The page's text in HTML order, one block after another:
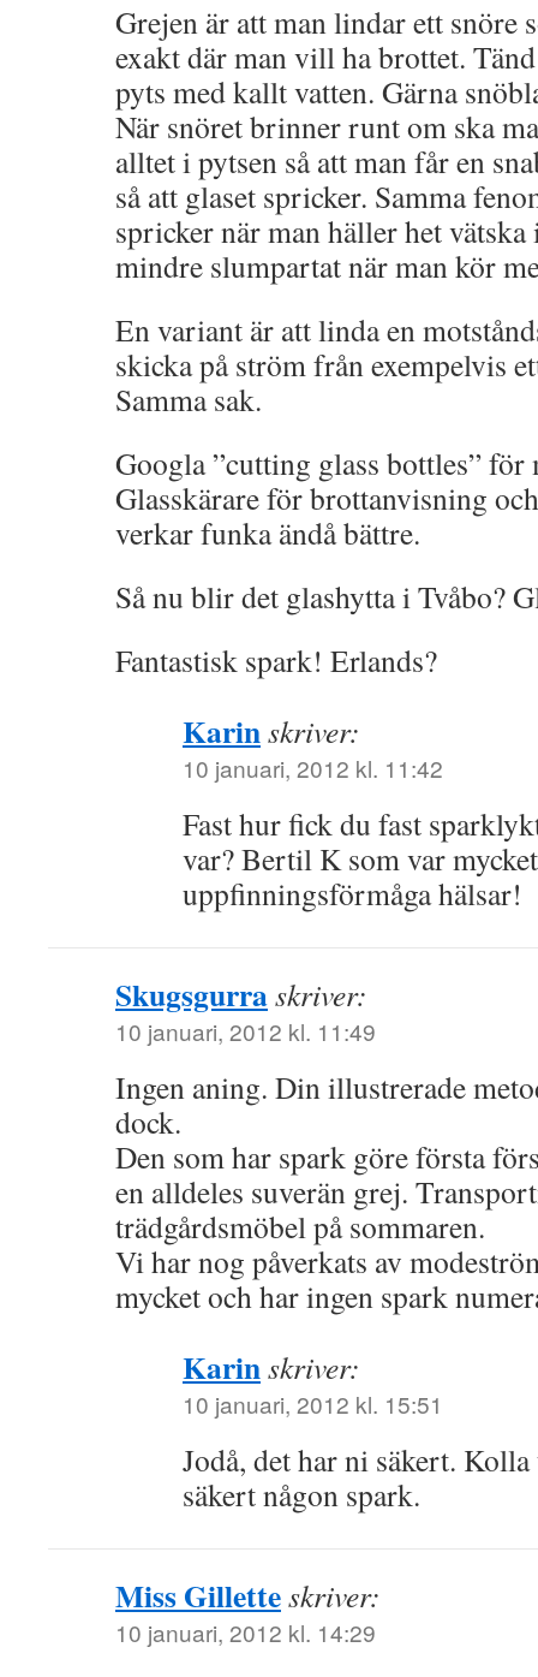
Grejen är att man lindar ett snöre
exakt där man vill ha brottet.
pyts med kallt vatten. Gärna
När snöret brinner runt om ska
alltet i pytsen så att man får en
så att glaset spricker. Samma
spricker när man häller het
mindre slumpartat när man kör
En variant är att linda en
skicka på ström från exempelvis
Samma sak.
Googla ”cutting glass bottles” för
Glasskärare för brottanvisning
verkar funka ändå bättre.
Så nu blir det glashytta i Tvåbo?
Fantastisk spark! Erlands?
Karinskriver:
10 januari, 2012 kl. 11:42
Fast hur fick du fast
var? Bertil K som var
uppfinningsförmåga hälsar!
Skugsgurraskriver:
10 januari, 2012 kl. 11:49
Ingen aning. Din illustrerade
dock.
Den som har spark göre första
en alldeles suverän grej.
trädgårdsmöbel på sommaren.
Vi har nog påverkats av
mycket och har ingen spark
Karinskriver:
10 januari, 2012 kl. 15:51
Jodå, det har ni säkert.
säkert någon spark.
Miss Gilletteskriver:
10 januari, 2012 kl. 14:29